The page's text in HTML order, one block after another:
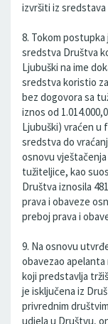
izvršiti iz sredstava
8. Tokom
sredstva Društva
Ljubuški na ime
sredstva koristio
bez dogovora sa
iznos od
Ljubuški) vraćen u
sredstva do
osnovu
tužiteljice, kao
Društva iznosila
prava i obaveze
preboj prava i
9. Na osnovu
obavezao
koji predstavlja
je isključena iz
privrednim
udjela u Društvu,